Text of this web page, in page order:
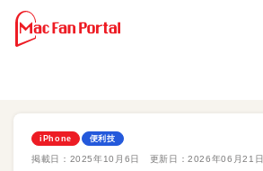
iPhone 便利技
掲載日： 2025年10月6日 更新日：2026年06月21日